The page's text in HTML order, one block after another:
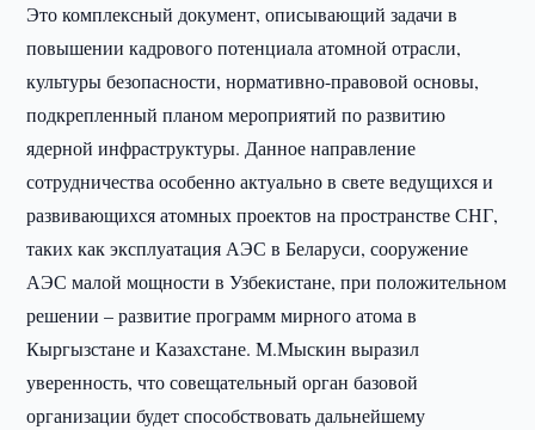
Это комплексный документ, описывающий задачи в
повышении кадрового потенциала атомной отрасли,
культуры безопасности, нормативно-правовой основы,
подкрепленный планом мероприятий по развитию
ядерной инфраструктуры. Данное направление
сотрудничества особенно актуально в свете ведущихся и
развивающихся атомных проектов на пространстве СНГ,
таких как эксплуатация АЭС в Беларуси, сооружение
АЭС малой мощности в Узбекистане, при положительном
решении – развитие программ мирного атома в
Кыргызстане и Казахстане. М.Мыскин выразил
уверенность, что совещательный орган базовой
организации будет способствовать дальнейшему